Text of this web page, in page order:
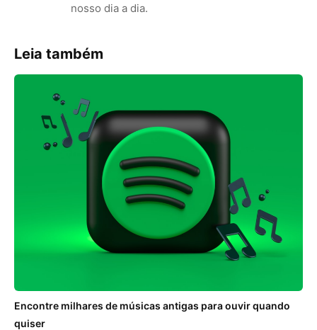
nosso dia a dia.
Leia também
Encontre milhares de músicas antigas para ouvir quando
quiser